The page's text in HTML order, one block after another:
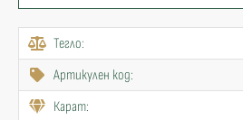
Тегло:
Артикулен код:
Карат: